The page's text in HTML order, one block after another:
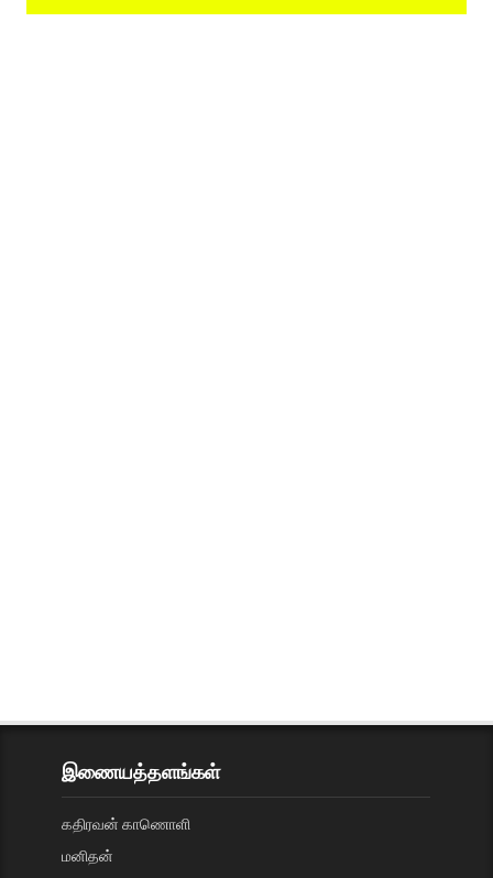
இணையத்தளங்கள்
கதிரவன் காணொளி
மனிதன்